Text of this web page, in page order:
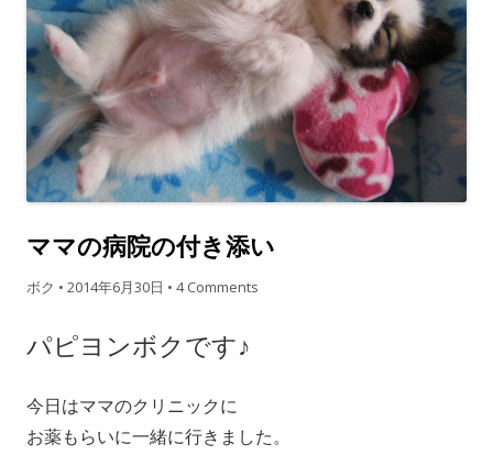
ママの病院の付き添い
ボク • 2014年6月30日 • 4 Comments
パピヨンボクです♪
今日はママのクリニックに
お薬もらいに一緒に行きました。